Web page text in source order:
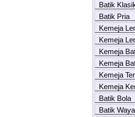
Batik
Batik Pria
Kemeja
Kemeja
Kemeja
Kemeja
Kemeja
Kemeja
Batik Bola
Batik